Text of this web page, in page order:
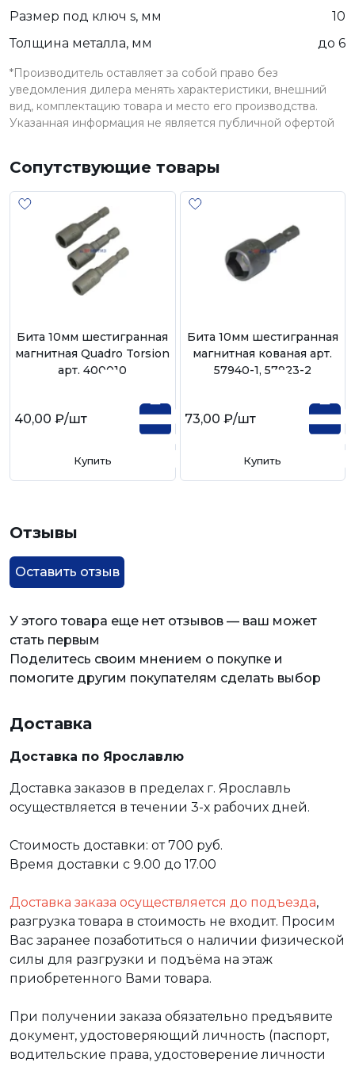
Размер под ключ s, мм
10
Толщина металла, мм
до 6
*Производитель оставляет за собой право без
уведомления дилера менять характеристики, внешний
вид, комплектацию товара и место его производства.
Указанная информация не является публичной офертой
Сопутствующие товары
Бита 10мм шестигранная
магнитная Quadro Torsion
арт. 400010
40,00 ₽/шт
Купить
Бита 10мм шестигранная
магнитная кованая арт.
57940-1, 57923-2
73,00 ₽/шт
Купить
Отзывы
Оставить отзыв
У этого товара еще нет отзывов — ваш может
стать первым
Поделитесь своим мнением о покупке и
помогите другим покупателям сделать выбор
Доставка
Доставка по Ярославлю
Доставка заказов в пределах г. Ярославль
осуществляется в течении 3-х рабочих дней.
Стоимость доставки: от 700 руб.
Время доставки с 9.00 до 17.00
Доставка заказа осуществляется до подъезда,
разгрузка товара в стоимость не входит. Просим
Вас заранее позаботиться о наличии физической
силы для разгрузки и подъёма на этаж
приобретенного Вами товара.
При получении заказа обязательно предъявите
документ, удостоверяющий личность (паспорт,
водительские права, удостоверение личности